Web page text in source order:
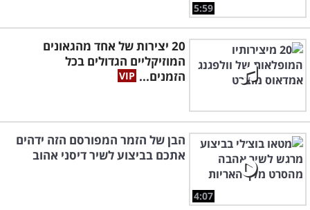
5:59
20 יצירות של אחד מהגאונים
המוזיקליים הגדולים בכל
הזמנים...
4:07
הבן של הזמר המפורסם הזה ידהים
אתכם בביצוע לשיר דיסני אהוב